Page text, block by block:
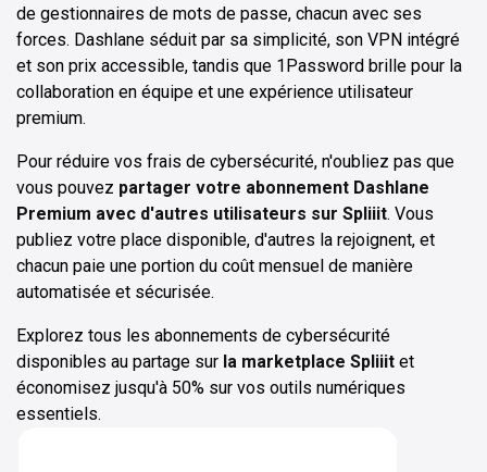
de gestionnaires de mots de passe, chacun avec ses
forces. Dashlane séduit par sa simplicité, son VPN intégré
et son prix accessible, tandis que 1Password brille pour la
collaboration en équipe et une expérience utilisateur
premium.
Pour réduire vos frais de cybersécurité, n'oubliez pas que
vous pouvez partager votre abonnement Dashlane
Premium avec d'autres utilisateurs sur Spliiit. Vous
publiez votre place disponible, d'autres la rejoignent, et
chacun paie une portion du coût mensuel de manière
automatisée et sécurisée.
Explorez tous les abonnements de cybersécurité
disponibles au partage sur la marketplace Spliiit et
économisez jusqu'à 50% sur vos outils numériques
essentiels.